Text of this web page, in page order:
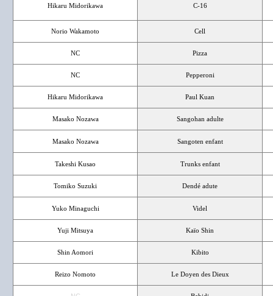
Hikaru Midorikawa C-16
Norio Wakamoto Cell
NC Pizza
NC Pepperoni
Hikaru Midorikawa Paul Kuan
Masako Nozawa Sangohan adulte
Masako Nozawa Sangoten enfant
Takeshi Kusao Trunks enfant
Tomiko Suzuki Dendé adute
Yuko Minaguchi Videl
Yuji Mitsuya Kaïo Shin
Shin Aomori Kibito
Reizo Nomoto Le Doyen des Dieux